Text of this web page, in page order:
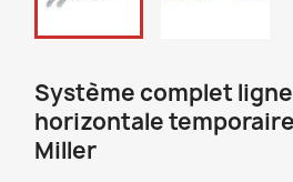
Système complet
horizontale
Miller